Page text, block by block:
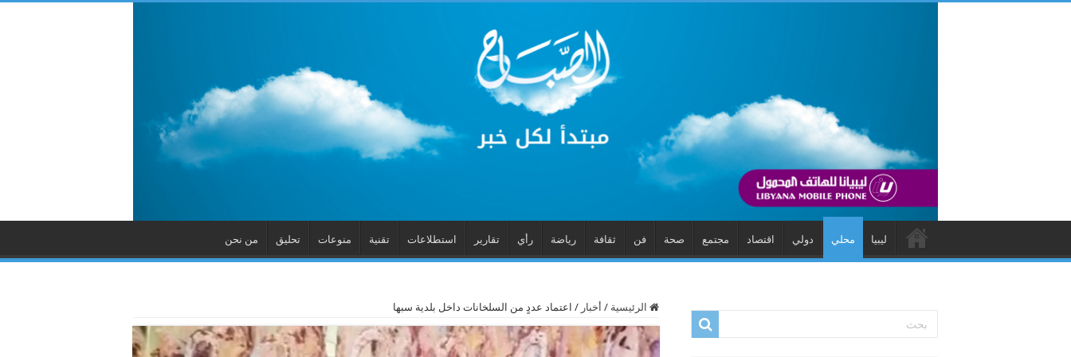
ليبيا محلي دولي اقتصاد مجتمع صحة فن ثقافة رياضة رأي تقارير استطلاعات تقنية منوعات تحليق من نحن
الرئيسية / أخبار / اعتماد عددٍ من السلخانات داخل بلدية سبها